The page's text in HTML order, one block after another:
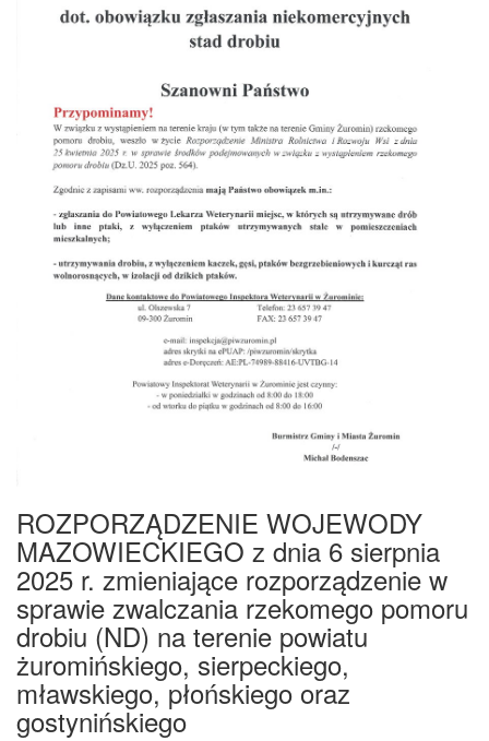
ROZPORZĄDZENIE WOJEWODY
MAZOWIECKIEGO z dnia 6 sierpnia
2025 r. zmieniające rozporządzenie w
sprawie zwalczania rzekomego pomoru
drobiu (ND) na terenie powiatu
żuromińskiego, sierpeckiego,
mławskiego, płońskiego oraz
gostynińskiego